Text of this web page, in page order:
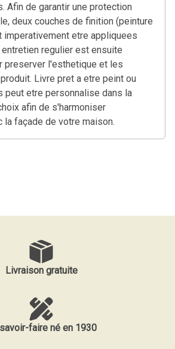
Afin de garantir une protection
deux couches de finition (peinture
imperativement etre appliquees
regulier est ensuite
preserver l'esthetique et les
Livre pret a etre peint ou
peut etre personnalise dans la
afin de s'harmoniser
la façade de votre maison.
Livraison gratuite
faire né en 1930